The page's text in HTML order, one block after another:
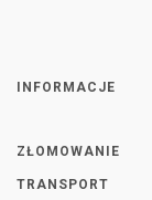
INFORMACJE
ZŁOMOWANIE
TRANSPORT